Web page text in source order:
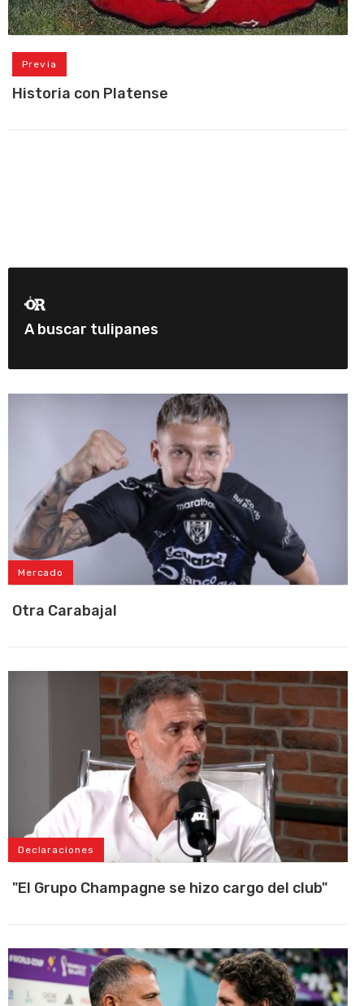
Previa
Historia con Platense
A buscar tulipanes
Mercado
Otra Carabajal
Declaraciones
"El Grupo Champagne se hizo cargo del club"